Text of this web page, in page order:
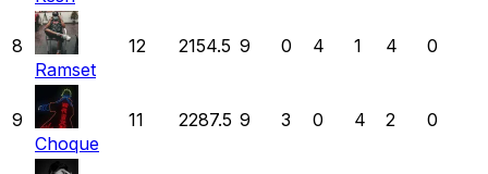
8
Ramset
12 2154.5 9 0 4 1 4 0
9
Choque
11 2287.5 9 3 0 4 2 0